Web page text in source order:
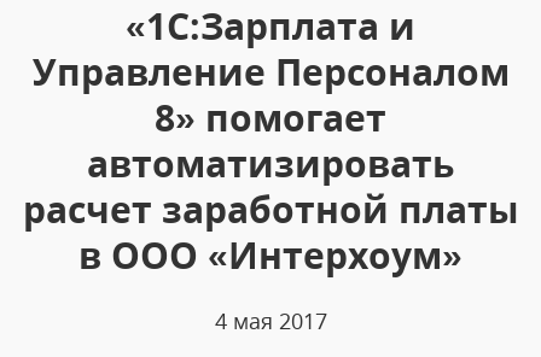
«1С:Зарплата и
Управление Персоналом
8» помогает
автоматизировать
расчет заработной платы
в ООО «Интерхоум»
4 мая 2017